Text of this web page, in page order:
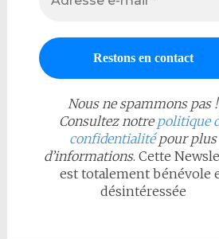
Nous ne spammons pas !
Consultez notrepolitique
confidentialitépour plus
d’informations. Cette
est totalement bénévole
désintéressée